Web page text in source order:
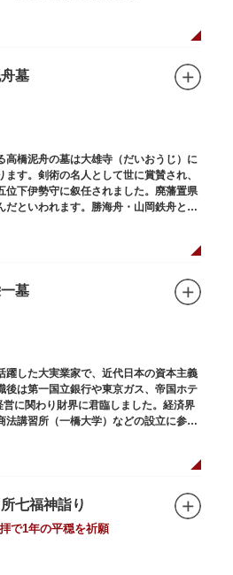
墓
橋泥舟の墓は大雄寺（だいおうじ）に
す。剣術の名人として世に賞賛され、
位下伊勢守に叙任されました。廃藩置県
といわれます。勝海舟・山岡鉄舟と共
墓
躍した大実業家で、近代日本の資本主義
後は第一国立銀行や東京ガス、帝国ホテ
に関わり財界に君臨しました。経済界
法講習所（一橋大学）などの設立に参画
。
七福神詣り
で1年の平穏を祈願